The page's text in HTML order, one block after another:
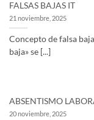
FALSAS BAJAS IT
21 noviembre, 2025
Concepto de falsa
baja» se [...]
ABSENTISMO
20 noviembre, 2025